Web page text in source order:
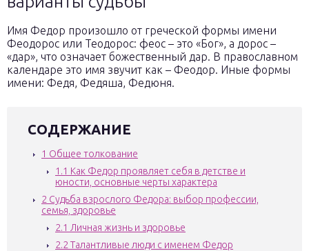
Имя Федор произошло от греческой формы имени
Феодорос или Теодорос: феос – это «Бог», а дорос –
«дар», что означает божественный дар. В православном
календаре это имя звучит как – Феодор. Иные формы
имени: Федя, Федяша, Федюня.
СОДЕРЖАНИЕ
1 Общее толкование
1.1 Как Федор проявляет себя в детстве и
юности, основные черты характера
2 Судьба взрослого Федора: выбор профессии,
семья, здоровье
2.1 Личная жизнь и здоровье
2.2 Талантливые люди с именем Федор